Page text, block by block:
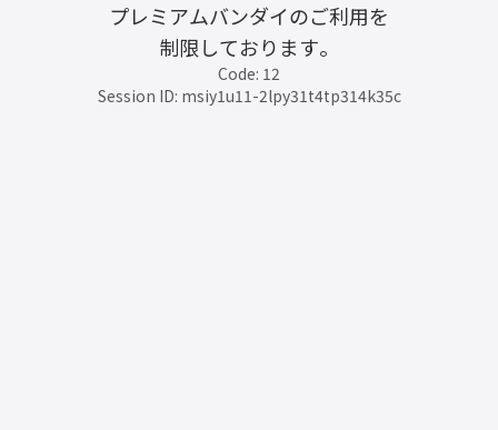
プレミアムバンダイのご利用を
制限しております。
Code: 12
Session ID: msiy1u11-2lpy31t4tp314k35c